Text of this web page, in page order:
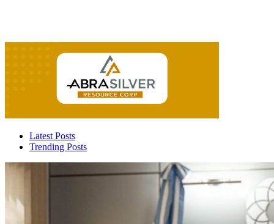
Latest Posts
Trending Posts